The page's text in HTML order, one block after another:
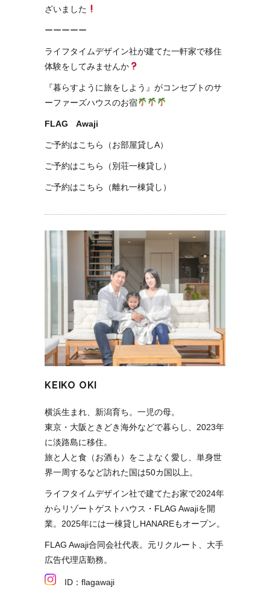
ざいました
ーーーーー
ライフタイムデザイン社が建てた一軒家で移住
体験をしてみませんか
『暮らすように旅をしよう』がコンセプトのサ
ーファーズハウスのお宿
FLAG Awaji
ご予約はこちら（お部屋貸しA）
ご予約はこちら（別荘一棟貸し）
ご予約はこちら（離れ一棟貸し）
KEIKO OKI
横浜生まれ、新潟育ち。一児の母。
東京・大阪ときどき海外などで暮らし、2023年
に淡路島に移住。
旅と人と食（お酒も）をこよなく愛し、単身世
界一周するなど訪れた国は50カ国以上。
ライフタイムデザイン社で建てたお家で2024年
からリゾートゲストハウス・FLAG Awajiを開
業。2025年には一棟貸しHANAREもオープン。
FLAG Awaji合同会社代表。元リクルート、大手
広告代理店勤務。
ID：flagawaji